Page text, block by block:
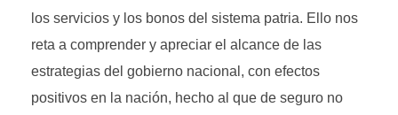
los servicios y los bonos del sistema patria. Ello nos
reta a comprender y apreciar el alcance de las
estrategias del gobierno nacional, con efectos
positivos en la nación, hecho al que de seguro no